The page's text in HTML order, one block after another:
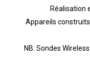
Réalisation
Appareils
NB: Sondes